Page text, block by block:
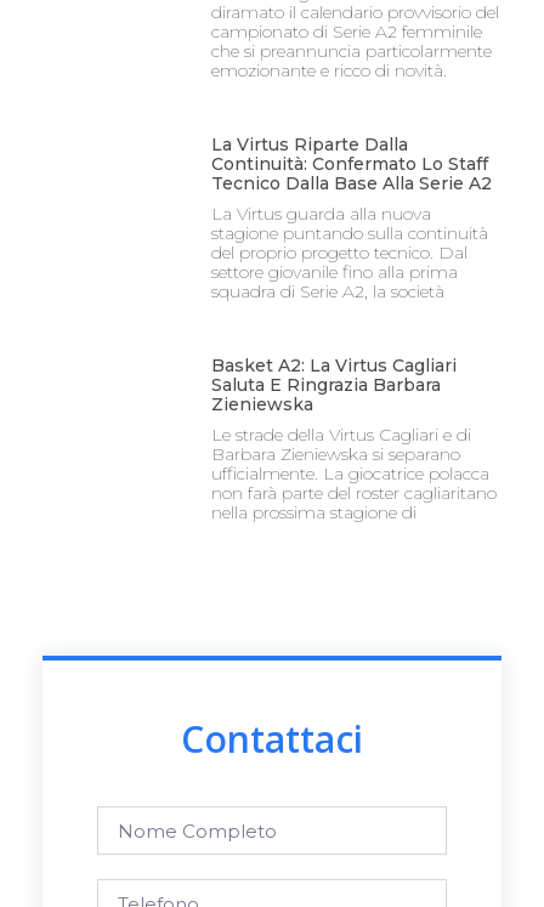
diramato il calendario provvisorio del
campionato di Serie A2 femminile
che si preannuncia particolarmente
emozionante e ricco di novità.
La Virtus Riparte Dalla
Continuità: Confermato Lo Staff
Tecnico Dalla Base Alla Serie A2
La Virtus guarda alla nuova
stagione puntando sulla continuità
del proprio progetto tecnico. Dal
settore giovanile fino alla prima
squadra di Serie A2, la società
Basket A2: La Virtus Cagliari
Saluta E Ringrazia Barbara
Zieniewska
Le strade della Virtus Cagliari e di
Barbara Zieniewska si separano
ufficialmente. La giocatrice polacca
non farà parte del roster cagliaritano
nella prossima stagione di
Contattaci